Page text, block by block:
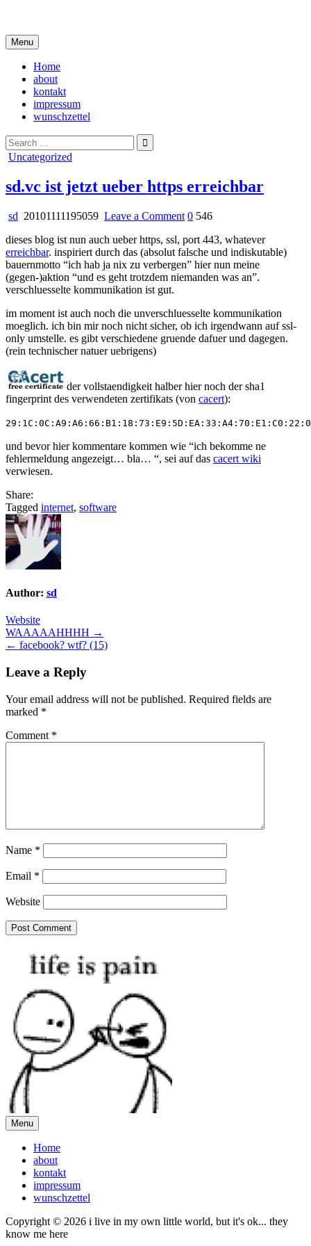
content
Menu
Home
about
kontakt
impressum
wunschzettel
Search
for:
Posted
Uncategorized
sd.vc ist jetzt ueber https erreichbar
sd 20101111195059 Leave a Commenton
ist
jetzt
ueber
https
0 546
dieses blog ist nun auch ueber https, ssl, port 443, whatever
erreichbar. inspiriert durch das (absolut falsche und indiskutable)
bauernmotto “ich hab ja nix zu verbergen” hier nun meine
(gegen-)aktion “und es geht trotzdem niemanden was an”.
verschluesselte kommunikation ist gut.
im moment ist auch noch die unverschluesselte kommunikation
moeglich. ich bin mir noch nicht sicher, ob ich irgendwann auf ssl-
only umstelle. es gibt verschiedene gruende dafuer und dagegen.
(rein technischer natuer uebrigens)
der vollstaendigkeit halber hier noch der sha1
fingerprint des verwendeten zertifikats (von cacert):
und bevor hier kommentare kommen wie “ich bekomme ne
fehlermeldung angezeigt… bla… “, sei auf das cacert wiki
verwiesen.
Share:
Tagged internet, software
Author: sd
Website
Post
navigation
WAAAAAHHHH →
← facebook? wtf? (15)
Leave a Reply
Your email address will not be published. Required fields are
marked *
Comment *
Name *
Email *
Website
Menu
Home
about
kontakt
impressum
wunschzettel
Copyright © 2026 i live in my own little world, but it's ok... they
know me here